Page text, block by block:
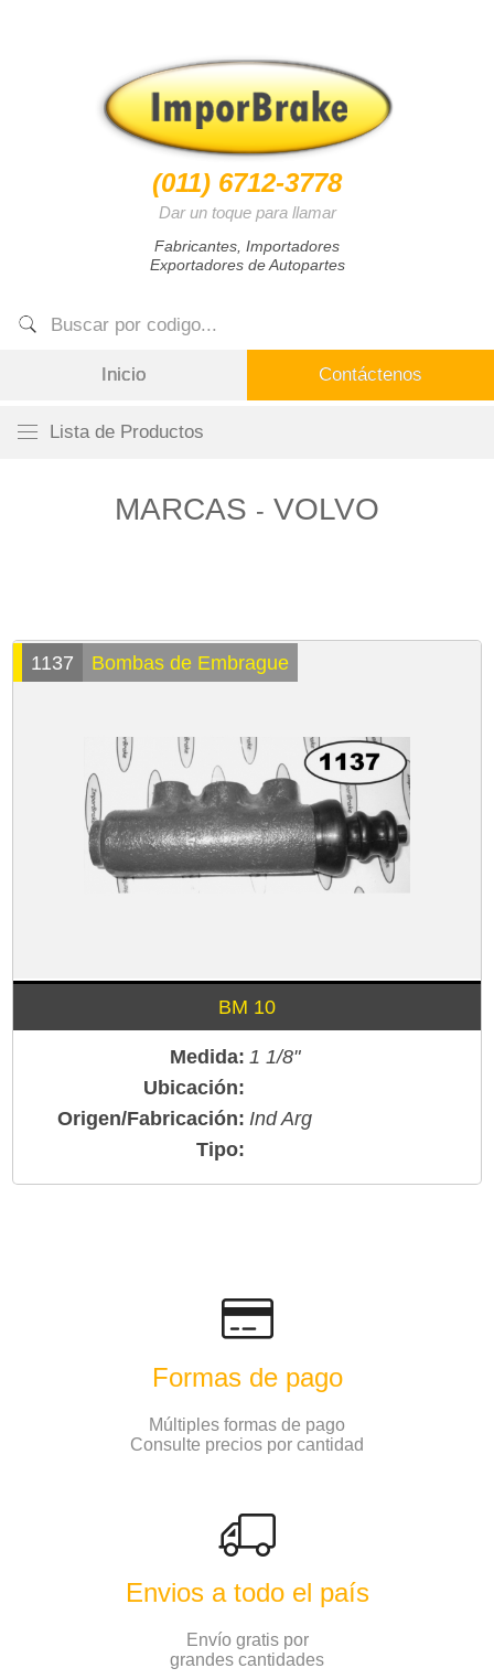
(011) 6712-3778
Dar un toque para llamar
Fabricantes, Importadores
Exportadores de Autopartes
Inicio Contáctenos
MARCAS - VOLVO
BM 10
Medida: 1 1/8"
Ubicación:
Origen/Fabricación: Ind Arg
Tipo:
1137 Bombas de Embrague
Formas de pago
Múltiples formas de pago
Consulte precios por cantidad
Envios a todo el país
Envío gratis por
grandes cantidades